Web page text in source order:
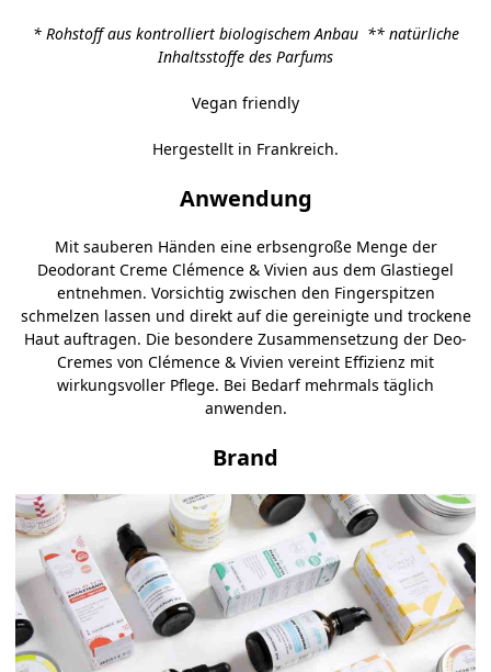
* Rohstoff aus kontrolliert biologischem Anbau ** natürliche
Inhaltsstoffe des Parfums
Vegan friendly
Hergestellt in Frankreich.
Anwendung
Mit sauberen Händen eine erbsengroße Menge der
Deodorant Creme Clémence & Vivien aus dem Glastiegel
entnehmen. Vorsichtig zwischen den Fingerspitzen
schmelzen lassen und direkt auf die gereinigte und trockene
Haut auftragen. Die besondere Zusammensetzung der Deo-
Cremes von Clémence & Vivien vereint Effizienz mit
wirkungsvoller Pflege. Bei Bedarf mehrmals täglich
anwenden.
Brand